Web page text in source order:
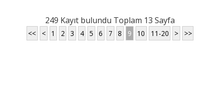
249 Kayıt bulundu Toplam 13 Sayfa
<< < 1 2 3 4 5 6 7 8 9 10 11-20 > >>